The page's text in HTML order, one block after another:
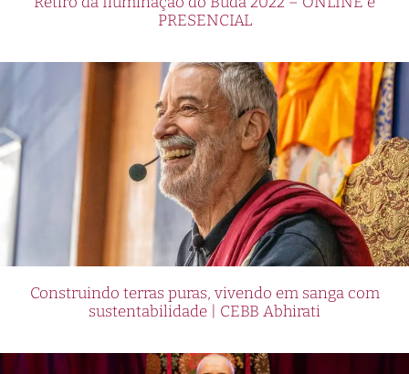
PRESENCIAL
Construindo terras puras, vivendo em sanga com
sustentabilidade | CEBB Abhirati